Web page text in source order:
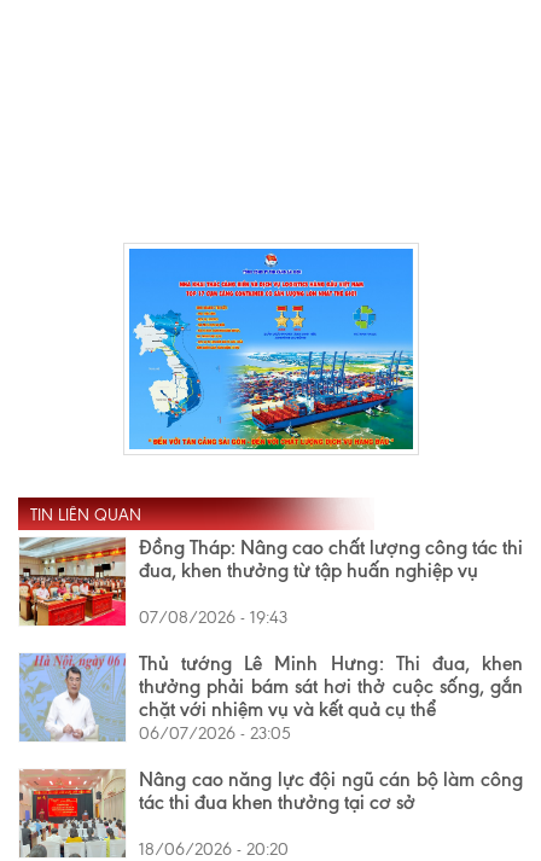
TIN LIÊN QUAN
Đồng Tháp: Nâng cao chất lượng công tác thi
đua, khen thưởng từ tập huấn nghiệp vụ
07/08/2026 - 19:43
Thủ tướng Lê Minh Hưng: Thi đua, khen
thưởng phải bám sát hơi thở cuộc sống, gắn
chặt với nhiệm vụ và kết quả cụ thể
06/07/2026 - 23:05
Nâng cao năng lực đội ngũ cán bộ làm công
tác thi đua khen thưởng tại cơ sở
18/06/2026 - 20:20